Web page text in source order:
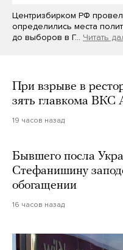
Центризбирком РФ
определились места
до выборов в Г… Читать
При взрыве в
зять главкома ВКС
19 часов назад
Бывшего посла
Стефанишину
обогащении
16 часов назад